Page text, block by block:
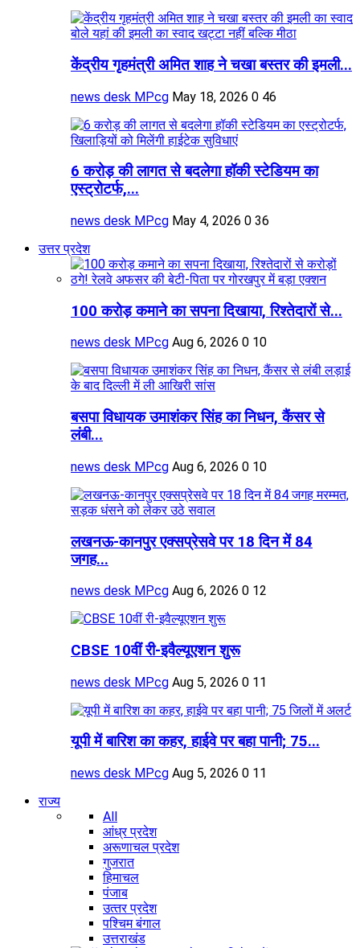
केंद्रीय गृहमंत्री अमित शाह ने चखा बस्तर की इमली...
news desk MPcg May 18, 2026 0 46
6 करोड़ की लागत से बदलेगा हॉकी स्टेडियम का
एस्ट्रोटर्फ,...
news desk MPcg May 4, 2026 0 36
उत्तर प्रदेश
100 करोड़ कमाने का सपना दिखाया, रिश्तेदारों से...
news desk MPcg Aug 6, 2026 0 10
बसपा विधायक उमाशंकर सिंह का निधन, कैंसर से
लंबी...
news desk MPcg Aug 6, 2026 0 10
लखनऊ-कानपुर एक्सप्रेसवे पर 18 दिन में 84
जगह...
news desk MPcg Aug 6, 2026 0 12
CBSE 10वीं री-इवैल्यूएशन शुरू
news desk MPcg Aug 5, 2026 0 11
यूपी में बारिश का कहर, हाईवे पर बहा पानी; 75...
news desk MPcg Aug 5, 2026 0 11
राज्य
All
आंध्र प्रदेश
अरूणाचल प्रदेश
गुजरात
हिमाचल
पंजाब
उत्‍तर प्रदेश
पश्चिम बंगाल
उत्तराखंड